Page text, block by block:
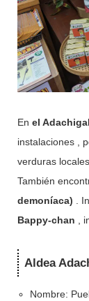
En el
instalaciones ,
verduras
También
demoníaca) .
Bappy-chan ,
Aldea
Nombre: